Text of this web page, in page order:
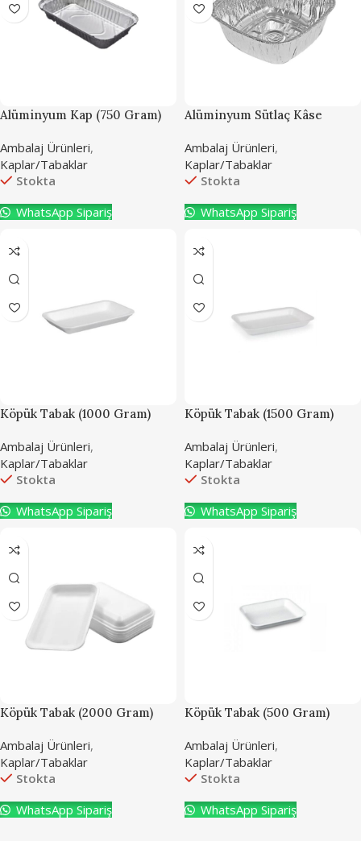
Alüminyum Kap (750 Gram)
Ambalaj Ürünleri,
Kaplar/Tabaklar
Stokta
WhatsApp Sipariş
Alüminyum Sütlaç Kâse
Ambalaj Ürünleri,
Kaplar/Tabaklar
Stokta
WhatsApp Sipariş
Köpük Tabak (1000 Gram)
Ambalaj Ürünleri,
Kaplar/Tabaklar
Stokta
WhatsApp Sipariş
Köpük Tabak (1500 Gram)
Ambalaj Ürünleri,
Kaplar/Tabaklar
Stokta
WhatsApp Sipariş
Köpük Tabak (2000 Gram)
Ambalaj Ürünleri,
Kaplar/Tabaklar
Stokta
WhatsApp Sipariş
Köpük Tabak (500 Gram)
Ambalaj Ürünleri,
Kaplar/Tabaklar
Stokta
WhatsApp Sipariş